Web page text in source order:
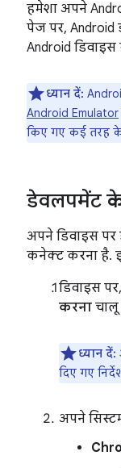
हमेशा अपने
पेज पर,
Android
ध्यान दें:
Android Emulator
किए गए कई तरह के
डेवलपमेंट के
अपने डिवाइस
कनेक्ट करना है.
डिवाइस पर,
करना
ध्यान दें:
दिए गए
अपने